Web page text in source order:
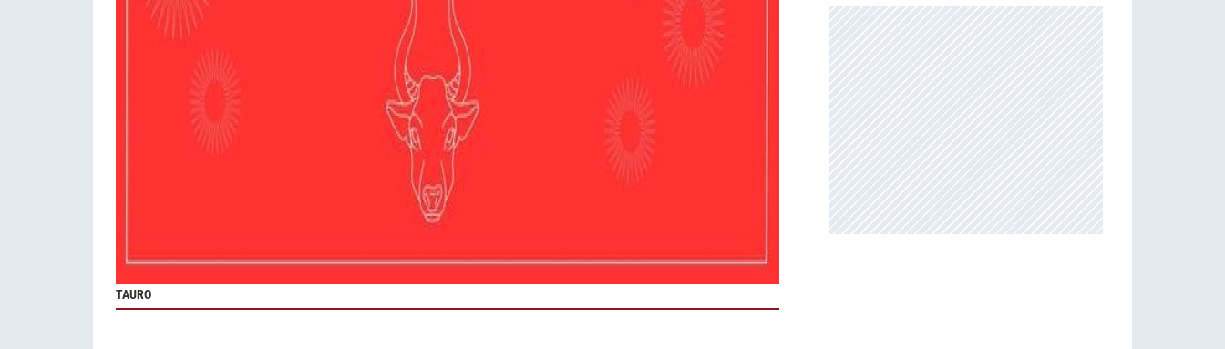
TAURO